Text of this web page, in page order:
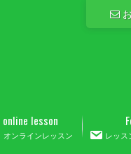
online lesson
オンラインレッスン レッス